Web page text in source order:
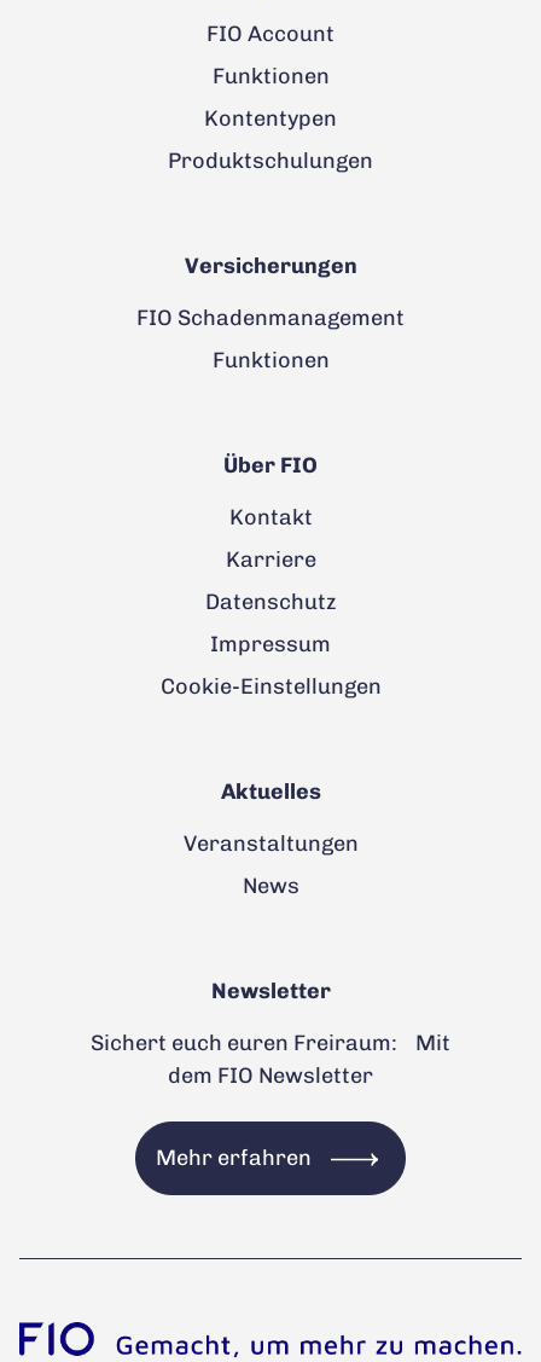
FIO Account
Funktionen
Kontentypen
Produktschulungen
Versicherungen
FIO Schadenmanagement
Funktionen
Über FIO
Kontakt
Karriere
Datenschutz
Impressum
Cookie-Einstellungen
Aktuelles
Veranstaltungen
News
Newsletter
Sichert euch euren Freiraum: Mit
dem FIO Newsletter
Mehr erfahren